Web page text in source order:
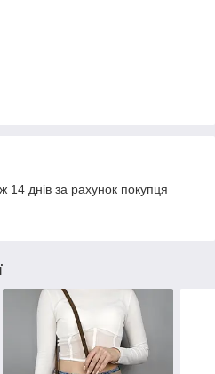
днів за рахунок покупця